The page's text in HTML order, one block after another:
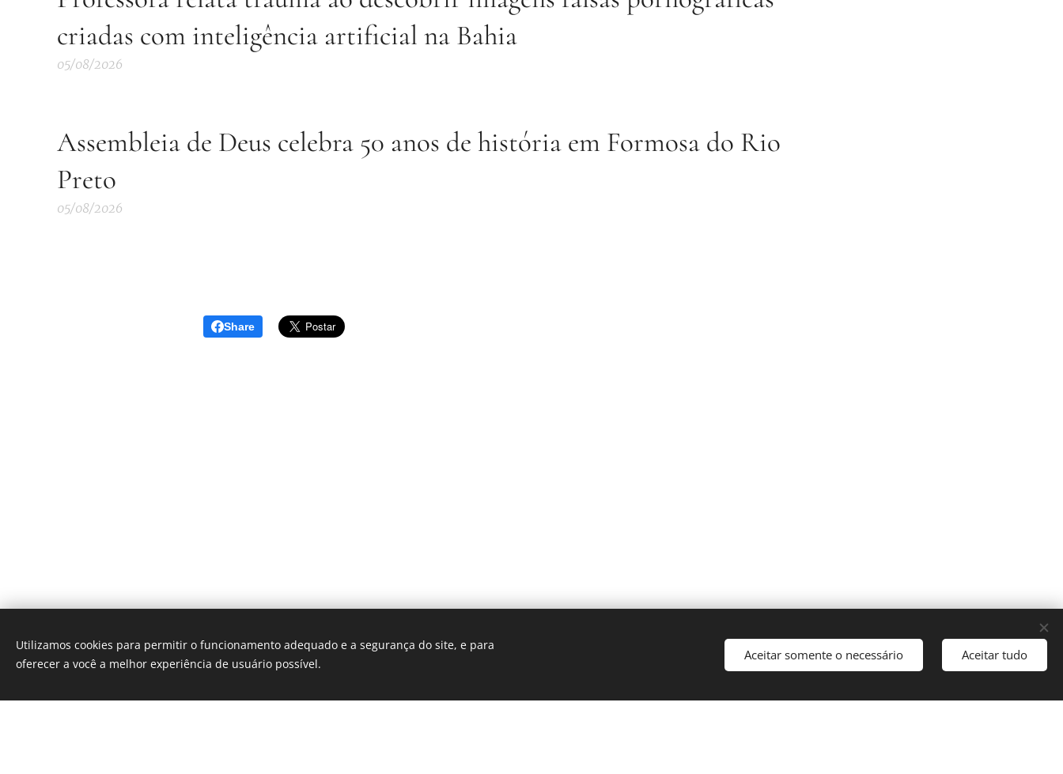
criadas com inteligência artificial na Bahia
05/08/2026
Assembleia de Deus celebra 50 anos de história em Formosa do Rio
Preto
05/08/2026
Share
Utilizamos cookies para permitir o funcionamento adequado e a segurança do site, e para
oferecer a você a melhor experiência de usuário possível.
Aceitar somente o necessário Aceitar tudo